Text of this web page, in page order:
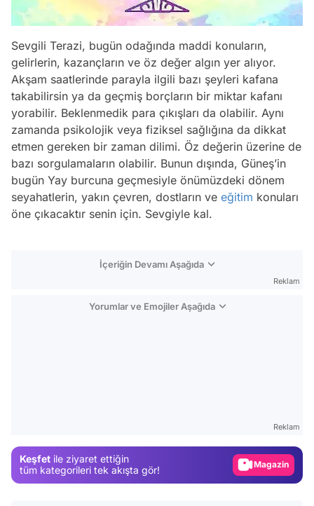
Sevgili Terazi, bugün odağında maddi konuların,
gelirlerin, kazançların ve öz değer algın yer alıyor.
Akşam saatlerinde parayla ilgili bazı şeyleri kafana
takabilirsin ya da geçmiş borçların bir miktar kafanı
yorabilir. Beklenmedik para çıkışları da olabilir. Aynı
zamanda psikolojik veya fiziksel sağlığına da dikkat
etmen gereken bir zaman dilimi. Öz değerin üzerine de
bazı sorgulamaların olabilir. Bunun dışında, Güneş’in
bugün Yay burcuna geçmesiyle önümüzdeki dönem
seyahatlerin, yakın çevren, dostların ve eğitim konuları
öne çıkacaktır senin için. Sevgiyle kal.
İçeriğin Devamı Aşağıda
Reklam
Yorumlar ve Emojiler Aşağıda
Reklam
Keşfet ile ziyaret ettiğin
tüm kategorileri tek akışta gör!
Magazin